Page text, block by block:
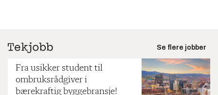
Se flere jobber
Fra usikker student til
ombruksrådgiver i
bærekraftig byggebransje!